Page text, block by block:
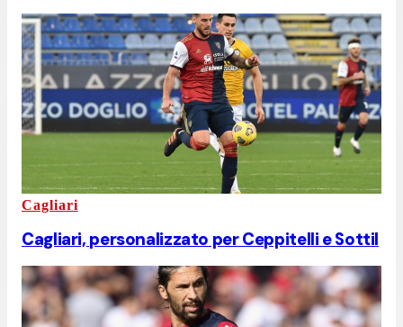
Cagliari
Cagliari, personalizzato per Ceppitelli e Sottil